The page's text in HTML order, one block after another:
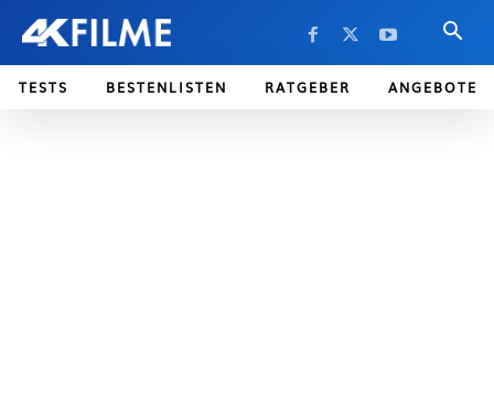
TESTS BESTENLISTEN RATGEBER ANGEBOTE